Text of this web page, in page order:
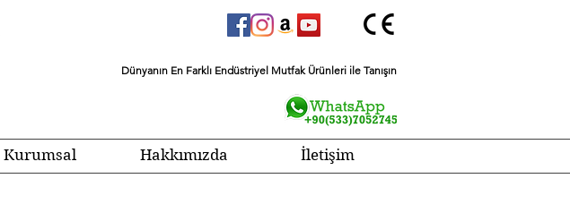
Dünyanın En Farklı Endüstriyel Mutfak Ürünleri ile Tanışın
Kurumsal Hakkımızda İletişim